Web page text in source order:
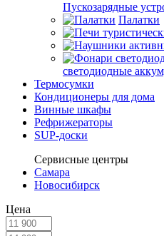
Пускозарядные
Палатки
светодиодные
Термосумки
Кондиционеры для дома
Винные шкафы
Рефрижераторы
SUP-доски
Сервисные центры
Самара
Новосибирск
Цена